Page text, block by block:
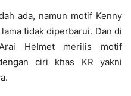
ada, namun motif Kenny
tidak diperbarui. Dan di
Helmet merilis motif
ciri khas KR yakni